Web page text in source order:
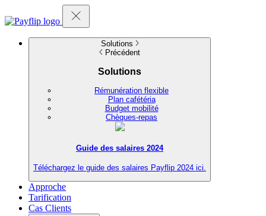
Solutions
Précédent
Solutions
Rémunération flexible
Plan cafétéria
Budget mobilité
Chèques-repas
Guide des salaires 2024
Téléchargez le guide des salaires Payflip 2024 ici.
Approche
Tarification
Cas Clients